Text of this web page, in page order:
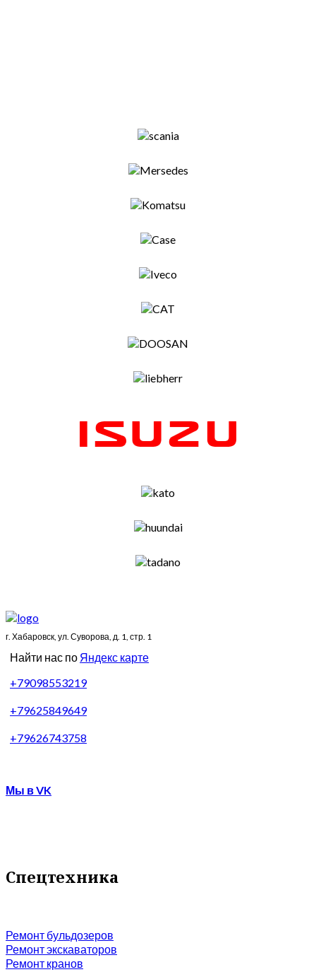
г. Хабаровск, ул. Суворова, д. 1, стр. 1
Найти нас по Яндекс карте
+79098553219
+79625849649
+79626743758
Мы в VK
Спецтехника
Ремонт бульдозеров
Ремонт экскаваторов
Ремонт кранов